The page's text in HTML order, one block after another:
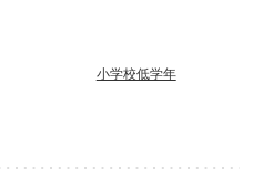
小学校低学年